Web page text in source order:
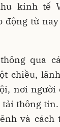
kinh tế
động từ
qua
chiều,
nơi
thông
và cách